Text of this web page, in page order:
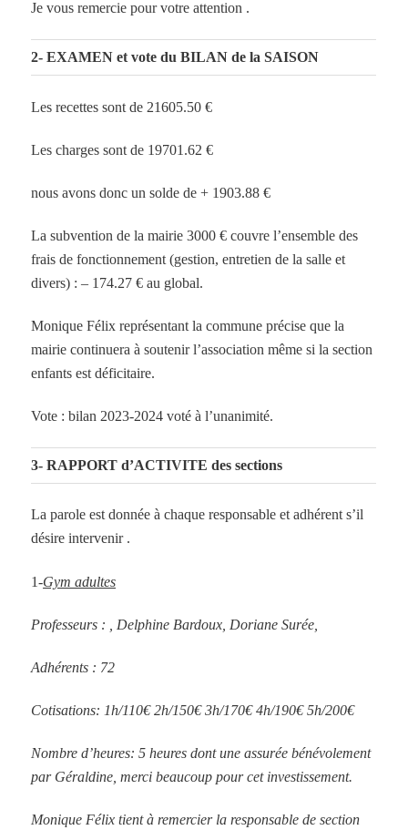
Je vous remercie pour votre attention .
2- EXAMEN et vote du BILAN de la SAISON
Les recettes sont de 21605.50 €
Les charges sont de 19701.62 €
nous avons donc un solde de + 1903.88 €
La subvention de la mairie 3000 € couvre l’ensemble des
frais de fonctionnement (gestion, entretien de la salle et
divers) : – 174.27 € au global.
Monique Félix représentant la commune précise que la
mairie continuera à soutenir l’association même si la section
enfants est déficitaire.
Vote : bilan 2023-2024 voté à l’unanimité.
3- RAPPORT d’ACTIVITE des sections
La parole est donnée à chaque responsable et adhérent s’il
désire intervenir .
1-Gym adultes
Professeurs : , Delphine Bardoux, Doriane Surée,
Adhérents : 72
Cotisations: 1h/110€ 2h/150€ 3h/170€ 4h/190€ 5h/200€
Nombre d’heures: 5 heures dont une assurée bénévolement
par Géraldine, merci beaucoup pour cet investissement.
Monique Félix tient à remercier la responsable de section